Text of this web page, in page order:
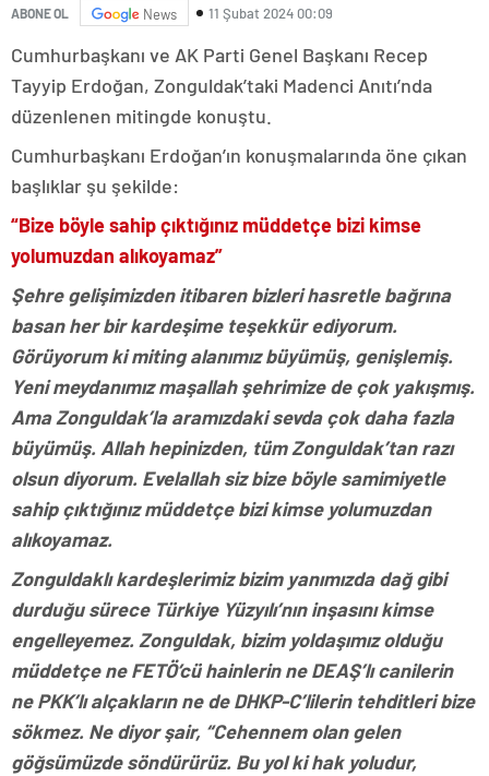
ABONE OL News 11 Şubat 2024 00:09
Cumhurbaşkanı ve AK Parti Genel Başkanı Recep
Tayyip Erdoğan, Zonguldak’taki Madenci Anıtı’nda
düzenlenen mitingde konuştu.
Cumhurbaşkanı Erdoğan’ın konuşmalarında öne çıkan
başlıklar şu şekilde:
“Bize böyle sahip çıktığınız müddetçe bizi kimse
yolumuzdan alıkoyamaz”
Şehre gelişimizden itibaren bizleri hasretle bağrına
basan her bir kardeşime teşekkür ediyorum.
Görüyorum ki miting alanımız büyümüş, genişlemiş.
Yeni meydanımız maşallah şehrimize de çok yakışmış.
Ama Zonguldak’la aramızdaki sevda çok daha fazla
büyümüş. Allah hepinizden, tüm Zonguldak’tan razı
olsun diyorum. Evelallah siz bize böyle samimiyetle
sahip çıktığınız müddetçe bizi kimse yolumuzdan
alıkoyamaz.
Zonguldaklı kardeşlerimiz bizim yanımızda dağ gibi
durduğu sürece Türkiye Yüzyılı’nın inşasını kimse
engelleyemez. Zonguldak, bizim yoldaşımız olduğu
müddetçe ne FETÖ’cü hainlerin ne DEAŞ’lı canilerin
ne PKK’lı alçakların ne de DHKP-C’lilerin tehditleri bize
sökmez. Ne diyor şair, “Cehennem olan gelen
göğsümüzde söndürürüz. Bu yol ki hak yoludur,